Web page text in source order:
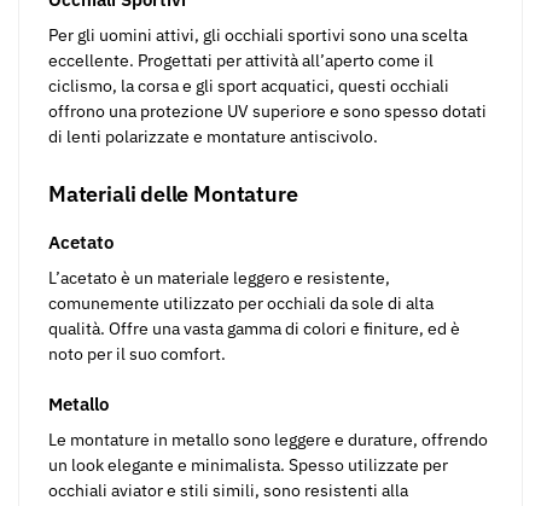
Per gli uomini attivi, gli occhiali sportivi sono una scelta
eccellente. Progettati per attività all’aperto come il
ciclismo, la corsa e gli sport acquatici, questi occhiali
offrono una protezione UV superiore e sono spesso dotati
di lenti polarizzate e montature antiscivolo.
Materiali delle Montature
Acetato
L’acetato è un materiale leggero e resistente,
comunemente utilizzato per occhiali da sole di alta
qualità. Offre una vasta gamma di colori e finiture, ed è
noto per il suo comfort.
Metallo
Le montature in metallo sono leggere e durature, offrendo
un look elegante e minimalista. Spesso utilizzate per
occhiali aviator e stili simili, sono resistenti alla